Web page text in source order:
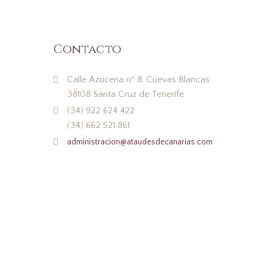
Contacto
Calle Azucena nº 8, Cuevas Blancas
38108 Santa Cruz de Tenerife
(34) 922 624 422
(34) 662 521 861
administracion@ataudesdecanarias.com